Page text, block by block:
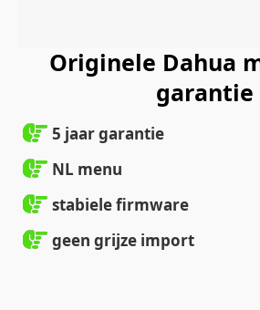
Originele Dahua
garantie
5 jaar garantie
NL menu
stabiele firmware
geen grijze import